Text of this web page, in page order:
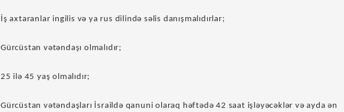
İş axtaranlar ingilis və ya rus dilində səlis danışmalıdırlar;
Gürcüstan vətəndaşı olmalıdır;
25 ilə 45 yaş olmalıdır;
Gürcüstan vətəndaşları İsraildə qanuni olaraq həftədə 42 saat işləyəcəklər və ayda ən